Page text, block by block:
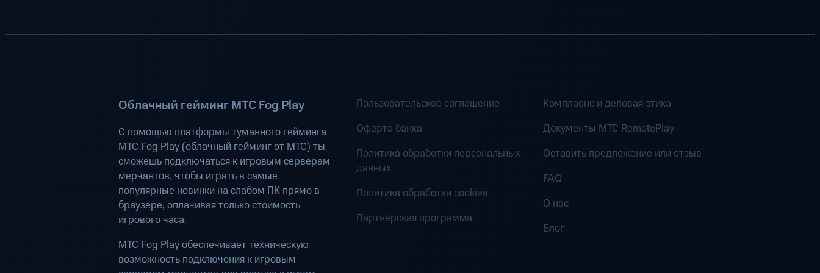
Облачный гейминг МТС Fog Play
С помощью платформы туманного гейминга
МТС Fog Play (облачный гейминг от МТС) ты
сможешь подключаться к игровым серверам
мерчантов, чтобы играть в самые
популярные новинки на слабом ПК прямо в
браузере, оплачивая только стоимость
игрового часа.
МТС Fog Play обеспечивает техническую
возможность подключения к игровым
Пользовательское соглашение
Оферта банка
Политика обработки персональных
данных
Политика обработки cookies
Партнёрская программа
Комплаенс и деловая этика
Документы MTC RemotePlay
Оставить предложение или отзыв
FAQ
О нас
Блог